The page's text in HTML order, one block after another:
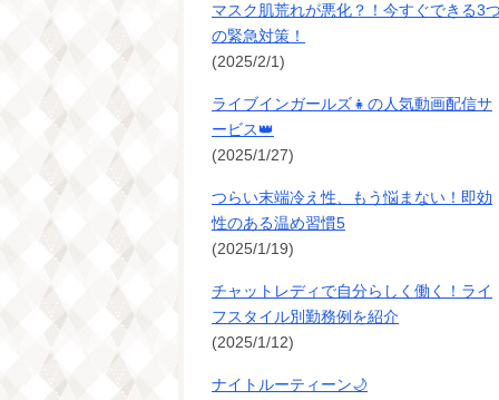
マスク肌荒れが悪化？！今すぐできる3
の緊急対策！
(2025/2/1)
ライブインガールズ👧の人気動画配信サ
ービス👑
(2025/1/27)
つらい末端冷え性、もう悩まない！即効
性のある温め習慣5
(2025/1/19)
チャットレディで自分らしく働く！ライ
フスタイル別勤務例を紹介
(2025/1/12)
ナイトルーティーン🌙